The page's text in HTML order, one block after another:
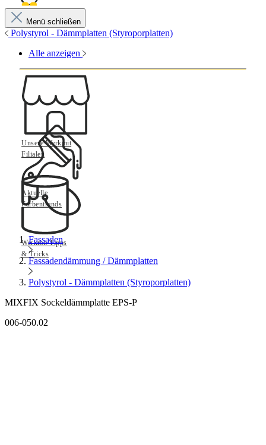
Menü schließen
Polystyrol - Dämmplatten (Styroporplatten)
Alle anzeigen
Unsere Werkmit
Filialen
Aktuelle
Farbentrends
Werkmit Tipps
& Tricks
Fassaden
Fassadendämmung / Dämmplatten
Polystyrol - Dämmplatten (Styroporplatten)
MIXFIX Sockeldämmplatte EPS-P
006-050.02